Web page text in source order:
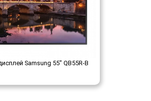
Samsung 55" QB55R-B